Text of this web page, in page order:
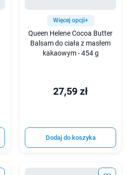
Więcej opcji+
Queen Helene Cocoa Butter
Balsam do ciała z masłem
kakaowym - 454 g
27,59 zł
Dodaj do koszyka